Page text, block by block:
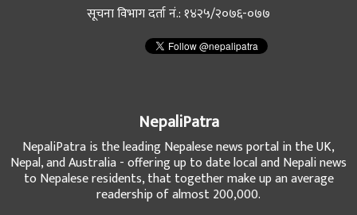
सूचना विभाग दर्ता नं.: १४२५/२०७६-०७७
NepaliPatra
NepaliPatra is the leading Nepalese news portal in the UK,
Nepal, and Australia - offering up to date local and Nepali news
to Nepalese residents, that together make up an average
readership of almost 200,000.